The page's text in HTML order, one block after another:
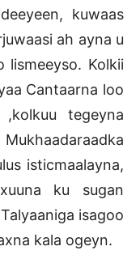
kuwaas
ah ayna u
lismeeyso. Kolkii
Cantaarna loo
tegeyna
isticmaalayna,
ku sugan
isagoo
kala ogeyn.